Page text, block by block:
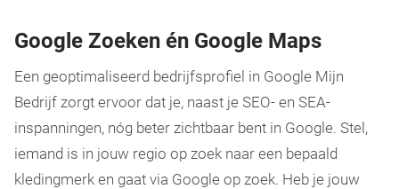
Google Zoeken én Google Maps
Een geoptimaliseerd bedrijfsprofiel in Google Mijn
Bedrijf zorgt ervoor dat je, naast je SEO- en SEA-
inspanningen, nóg beter zichtbaar bent in Google. Stel,
iemand is in jouw regio op zoek naar een bepaald
kledingmerk en gaat via Google op zoek. Heb je jouw